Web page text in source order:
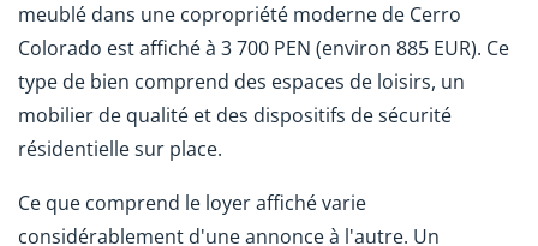
meublé dans une copropriété moderne de Cerro
Colorado est affiché à 3 700 PEN (environ 885 EUR). Ce
type de bien comprend des espaces de loisirs, un
mobilier de qualité et des dispositifs de sécurité
résidentielle sur place.
Ce que comprend le loyer affiché varie
considérablement d'une annonce à l'autre. Un